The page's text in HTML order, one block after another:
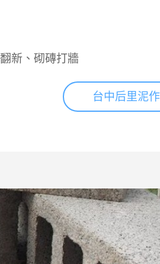
新、砌磚打牆
台中后里泥